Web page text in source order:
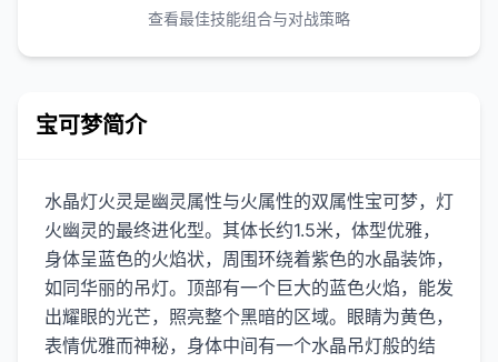
查看最佳技能组合与对战策略
宝可梦简介
水晶灯火灵是幽灵属性与火属性的双属性宝可梦，灯
火幽灵的最终进化型。其体长约1.5米，体型优雅，
身体呈蓝色的火焰状，周围环绕着紫色的水晶装饰，
如同华丽的吊灯。顶部有一个巨大的蓝色火焰，能发
出耀眼的光芒，照亮整个黑暗的区域。眼睛为黄色，
表情优雅而神秘，身体中间有一个水晶吊灯般的结